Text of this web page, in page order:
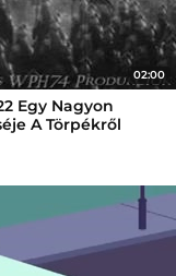
02:00
Egy Nagyon
A Törpékről